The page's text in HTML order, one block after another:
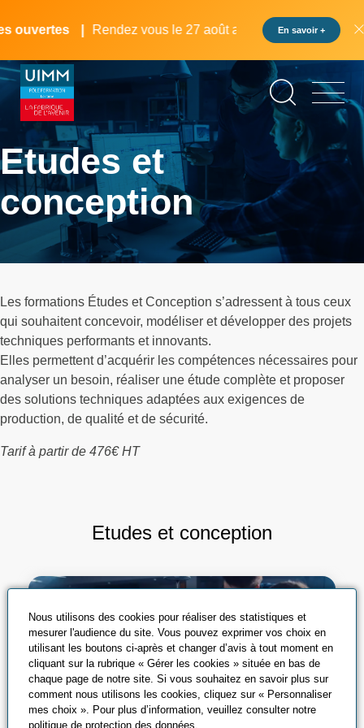
au
principal
ouvertes Rendez vous le 27 août au pôle formation
En savoir +
Etudes et
conception
Les formations Études et Conception s’adressent à tous ceux
qui souhaitent concevoir, modéliser et développer des projets
techniques performants et innovants.
Elles permettent d’acquérir les compétences nécessaires pour
analyser un besoin, réaliser une étude complète et proposer
des solutions techniques adaptées aux exigences de
production, de qualité et de sécurité.
Tarif à partir de 476€ HT
Etudes et conception
Nous utilisons des cookies pour réaliser des statistiques et
mesurer l'audience du site. Vous pouvez exprimer vos choix en
utilisant les boutons ci-après et changer d’avis à tout moment en
cliquant sur la rubrique « Gérer les cookies » située en bas de
chaque page de notre site. Si vous souhaitez en savoir plus sur
comment nous utilisons les cookies, cliquez sur « Personnaliser
mes choix ». Pour plus d’information, veuillez consulter notre
politique de protection des données